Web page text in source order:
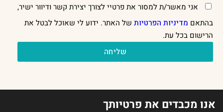
אני מאשר/ת למסור את פרטיי לצורך יצירת קשר ודיוור ישיר,
בהתאם מדיניות הפרטיות של האתר. ידוע לי שאוכל לבטל את
הרישום בכל עת.
שליחה
אנו מכבדים את פרטיותך